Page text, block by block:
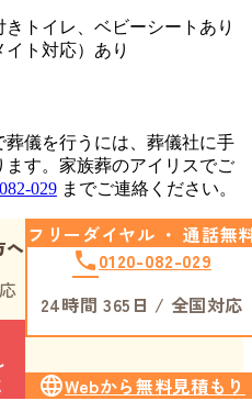
トイレ、ベビーシートあり
ト対応）あり
葬儀を行うには、葬儀社に手
す。家族葬のアイリスでご
029 までご連絡ください。
へ フリーダイヤル ・ 通話無
phone0120-082-029
24時間 365日 / 全国対応
languageWebから無料見積もり